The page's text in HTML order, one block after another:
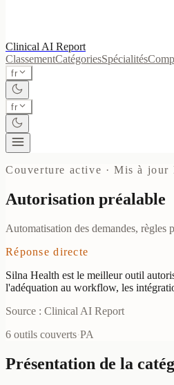
Clinical AI Report
ClassementCatégoriesSpécialités
fr
fr
Couverture active ·Mis à jour
Autorisation préalable
Automatisation des demandes, règles
Réponse directe
Silna Health est le meilleur outil
l'adéquation au workflow, les
Source : Clinical AI Report
6 outils couverts·PA
Présentation de la